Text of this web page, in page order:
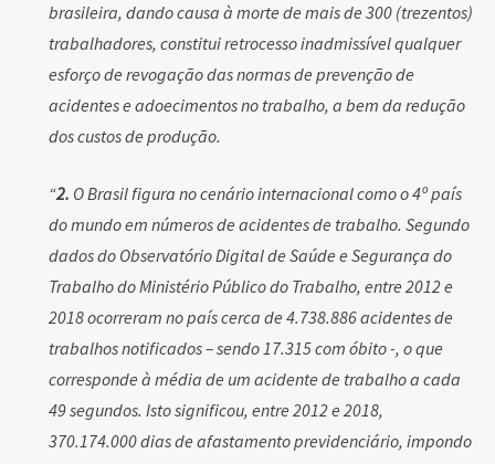
brasileira, dando causa à morte de mais de 300 (trezentos)
trabalhadores, constitui retrocesso inadmissível qualquer
esforço de revogação das normas de prevenção de
acidentes e adoecimentos no trabalho, a bem da redução
dos custos de produção.
“2. O Brasil figura no cenário internacional como o 4º país
do mundo em números de acidentes de trabalho. Segundo
dados do Observatório Digital de Saúde e Segurança do
Trabalho do Ministério Público do Trabalho, entre 2012 e
2018 ocorreram no país cerca de 4.738.886 acidentes de
trabalhos notificados – sendo 17.315 com óbito -, o que
corresponde à média de um acidente de trabalho a cada
49 segundos. Isto significou, entre 2012 e 2018,
370.174.000 dias de afastamento previdenciário, impondo